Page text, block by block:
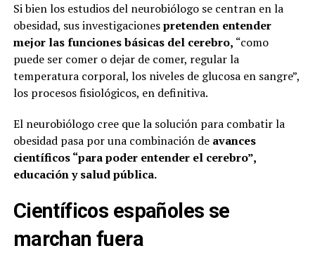
Si bien los estudios del neurobiólogo se centran en la
obesidad, sus investigacionespretenden entender
mejor las funciones básicas del cerebro, “como
puede ser comer o dejar de comer, regular la
temperatura corporal, los niveles de glucosa en sangre”,
los procesos fisiológicos, en definitiva.
El neurobiólogo cree que la solución para combatir la
obesidad pasa por una combinación de avances
científicos “para poder entender el cerebro”,
educación y salud pública.
Científicos españoles se
marchan fuera